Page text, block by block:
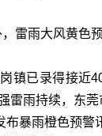
雷雨大风黄色
镇已录得接近
雷雨持续，东
布暴雨橙色预警